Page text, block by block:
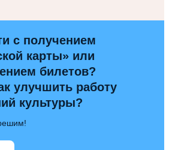
с получением
карты» или
билетов?
улучшить работу
культуры?